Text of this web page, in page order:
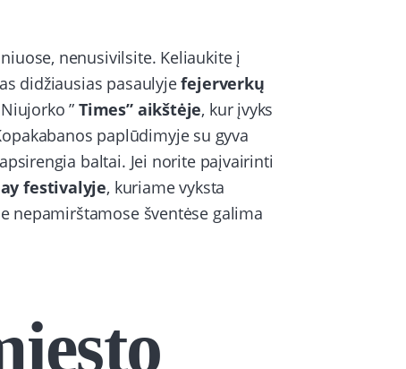
nenusivilsite. Keliaukite į
didžiausias pasaulyjefejerverkų
” Times” aikštėje, kur įvyks
paplūdimyje su gyva
baltai. Jei norite paįvairinti
festivalyje, kuriame vyksta
nepamirštamose šventėse galima